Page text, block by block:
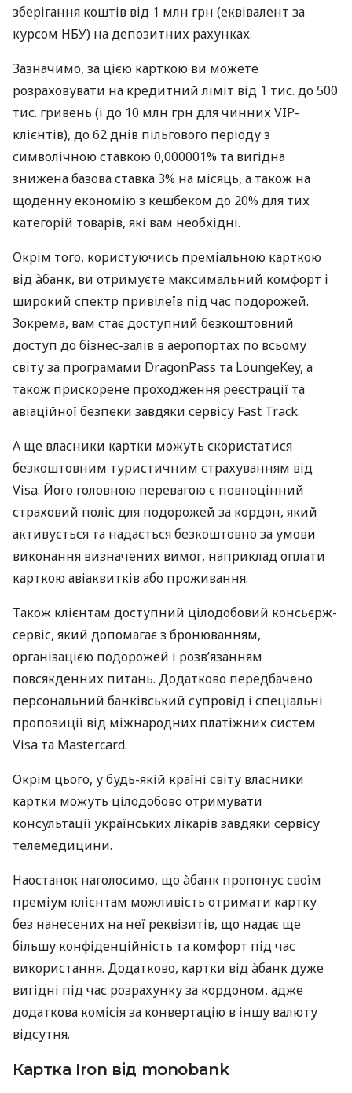
зберігання коштів від 1 млн грн (еквівалент за
курсом НБУ) на депозитних рахунках.
Зазначимо, за цією карткою ви можете
розраховувати на кредитний ліміт від 1 тис. до 500
тис. гривень (і до 10 млн грн для чинних VIP-
клієнтів), до 62 днів пільгового періоду з
символічною ставкою 0,000001% та вигідна
знижена базова ставка 3% на місяць, а також на
щоденну економію з кешбеком до 20% для тих
категорій товарів, які вам необхідні.
Окрім того, користуючись преміальною карткою
від àбанк, ви отримуєте максимальний комфорт і
широкий спектр привілеїв під час подорожей.
Зокрема, вам стає доступний безкоштовний
доступ до бізнес-залів в аеропортах по всьому
світу за програмами DragonPass та LoungeKey, а
також прискорене проходження реєстрації та
авіаційної безпеки завдяки сервісу Fast Track.
А ще власники картки можуть скористатися
безкоштовним туристичним страхуванням від
Visa. Його головною перевагою є повноцінний
страховий поліс для подорожей за кордон, який
активується та надається безкоштовно за умови
виконання визначених вимог, наприклад оплати
карткою авіаквитків або проживання.
Також клієнтам доступний цілодобовий консьєрж-
сервіс, який допомагає з бронюванням,
організацією подорожей і розв’язанням
повсякденних питань. Додатково передбачено
персональний банківський супровід і спеціальні
пропозиції від міжнародних платіжних систем
Visa та Mastercard.
Окрім цього, у будь-якій країні світу власники
картки можуть цілодобово отримувати
консультації українських лікарів завдяки сервісу
телемедицини.
Наостанок наголосимо, що àбанк пропонує своїм
преміум клієнтам можливість отримати картку
без нанесених на неї реквізитів, що надає ще
більшу конфіденційність та комфорт під час
використання. Додатково, картки від àбанк дуже
вигідні під час розрахунку за кордоном, адже
додаткова комісія за конвертацію в іншу валюту
відсутня.
Картка Iron від monobank